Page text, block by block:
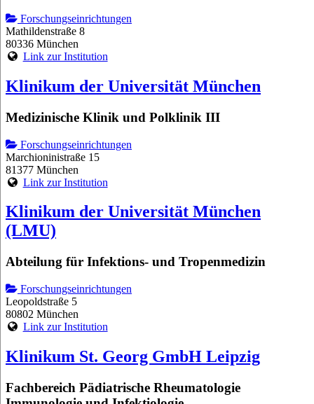
Forschungseinrichtungen
Mathildenstraße 8
80336 München
Link zur Institution
Klinikum der Universität München
Medizinische Klinik und Polklinik III
Forschungseinrichtungen
Marchioninistraße 15
81377 München
Link zur Institution
Klinikum der Universität München
(LMU)
Abteilung für Infektions- und Tropenmedizin
Forschungseinrichtungen
Leopoldstraße 5
80802 München
Link zur Institution
Klinikum St. Georg GmbH Leipzig
Fachbereich Pädiatrische Rheumatologie